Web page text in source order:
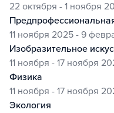
22 октября - 1 ноября
11 ноября 2025 - 9
изобразительное
11 ноября - 17 ноября
физика
11 ноября - 17 ноября
экология